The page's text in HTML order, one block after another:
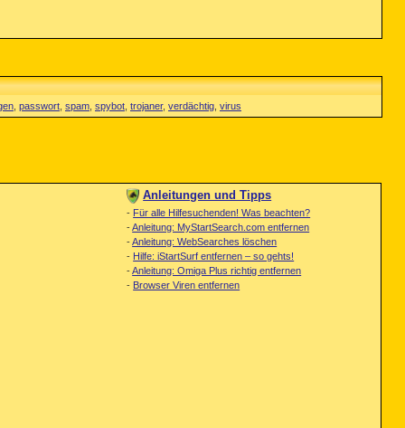
passwort spam spybot trojaner, verdächtig virus
Anleitungen und Tipps
- Für alle Hilfesuchenden! Was beachten?
-Anleitung: MyStartSearch.com entfernen
-Anleitung: WebSearches löschen
- Hilfe: iStartSurf entfernen – so gehts!
-Anleitung: Omiga Plus richtig entfernen
- Browser Viren entfernen